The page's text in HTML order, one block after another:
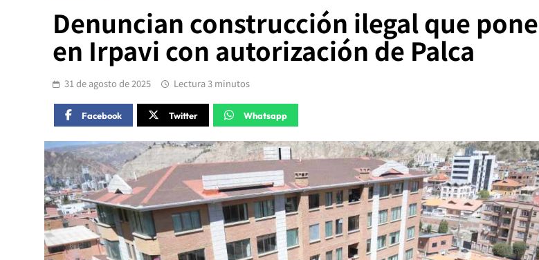
Denuncian construcción ilegal que
en Irpavi con autorización de Palca
31 de agosto de 2025 Lectura 3 minutos
Facebook Twitter Whatsapp